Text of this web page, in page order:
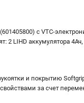
с VTC-
LIHD аккумулятора
и покрытию
за счет